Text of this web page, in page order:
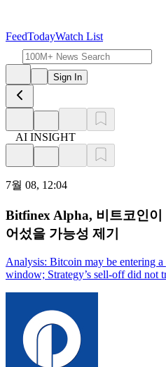
FeedTodayWatch List
Sign In
AI INSIGHT
7월 08, 12:04
Bitfinex Alpha, 비트코인
어섰을 가능성 제기
Analysis: Bitcoin may be entering
window; Strategy’s sell-off did not